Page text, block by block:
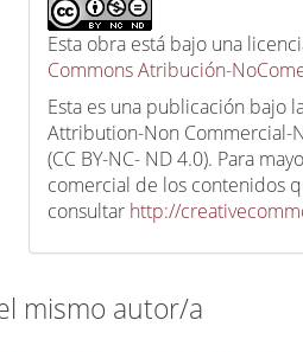
Esta obra está bajo una
Commons Atribución-
Esta es una publicación bajo
Attribution-Non Commercial-
(CC BY-NC- ND 4.0). Para
comercial de los contenidos
consultar http://
mismo autor/a